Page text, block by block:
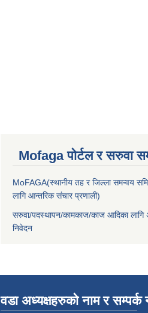
Mofaga पोर्टल र सरुवा
MoFAGA(स्थानीय तह र जिल्ला समन्वय
लागि आन्तरिक संचार प्रणाली)
सरुवा/पदस्थापन/कामकाज/काज आदिका लागि
निवेदन
वडा अध्यक्षहरुको नाम र सम्पर्क